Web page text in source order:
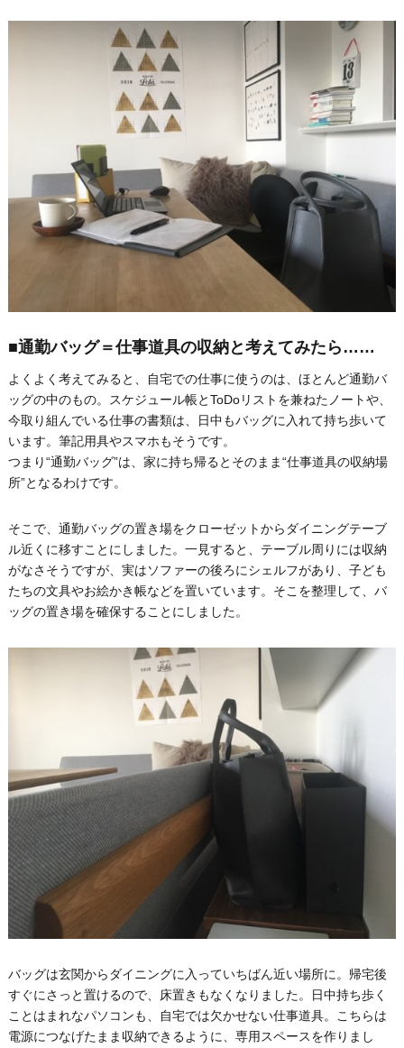
■通勤バッグ＝仕事道具の収納と考えてみたら……
よくよく考えてみると、自宅での仕事に使うのは、ほとんど通勤バ
ッグの中のもの。スケジュール帳とToDoリストを兼ねたノートや、
今取り組んでいる仕事の書類は、日中もバッグに入れて持ち歩いて
います。筆記用具やスマホもそうです。
つまり“通勤バッグ”は、家に持ち帰るとそのまま“仕事道具の収納場
所”となるわけです。
そこで、通勤バッグの置き場をクローゼットからダイニングテーブ
ル近くに移すことにしました。一見すると、テーブル周りには収納
がなさそうですが、実はソファーの後ろにシェルフがあり、子ども
たちの文具やお絵かき帳などを置いています。そこを整理して、バ
ッグの置き場を確保することにしました。
バッグは玄関からダイニングに入っていちばん近い場所に。帰宅後
すぐにさっと置けるので、床置きもなくなりました。日中持ち歩く
ことはまれなパソコンも、自宅では欠かせない仕事道具。こちらは
電源につなげたまま収納できるように、専用スペースを作りまし